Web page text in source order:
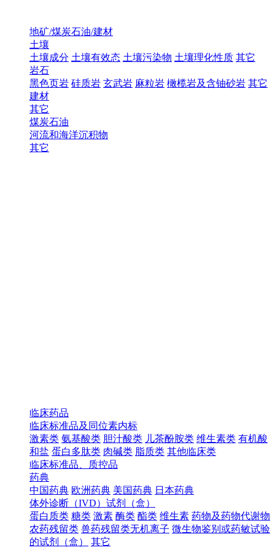
地矿/煤炭石油/建材
土壤
土壤成分 土壤有效态 土壤污染物 土壤理化性质 其它
岩石
黑色页岩 硅质岩 玄武岩 麻粒岩 橄榄岩及含铀砂岩 其它
建材
其它
煤炭石油
河流和海洋沉积物
其它
临床药品
临床标准品及同位素内标
激素类 氨基酸类 胆汁酸类 儿茶酚胺类 维生素类 有机酸
和盐 蛋白多肽类 肉碱类 脂质类 其他临床类
临床标准品、质控品
药典
中国药典 欧洲药典 美国药典 日本药典
体外诊断（IVD）试剂（盒）
蛋白质类 糖类 激素 酶类 酯类 维生素 药物及药物代谢物
农药残留类 兽药残留类无机离子 微生物鉴别或药敏试验
的试剂（盒）
其它